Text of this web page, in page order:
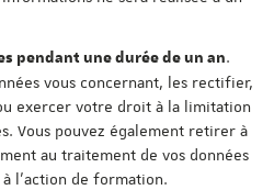
pendant une durée de un an.
vous concernant, les rectifier,
exercer votre droit à la limitation
Vous pouvez également retirer à
au traitement de vos données
l'action de formation.